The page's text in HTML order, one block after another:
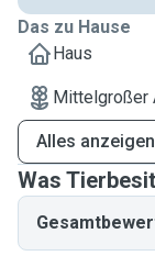
Das zu Hause
Haus
Mittelgroßer
Alles anzeigen
Was